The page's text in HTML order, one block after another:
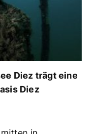
Diez trägt eine
Diez